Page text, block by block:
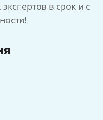
в срок и с